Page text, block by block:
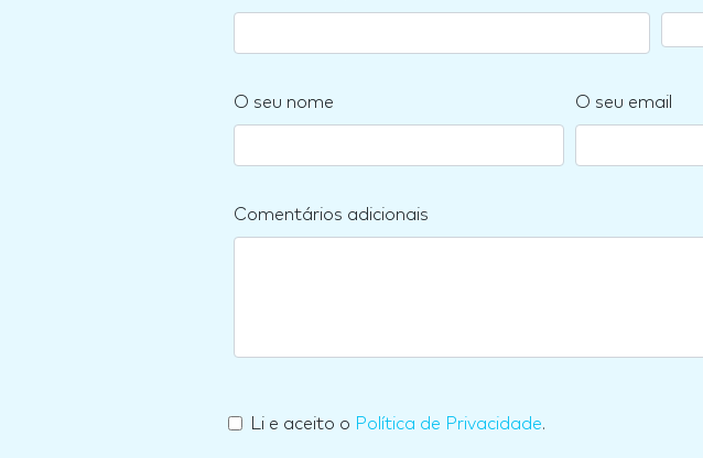
O seu nome O seu email
Comentários adicionais
Li e aceito o Política de Privacidade.